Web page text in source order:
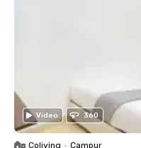
Video 360
Coliving • Campur